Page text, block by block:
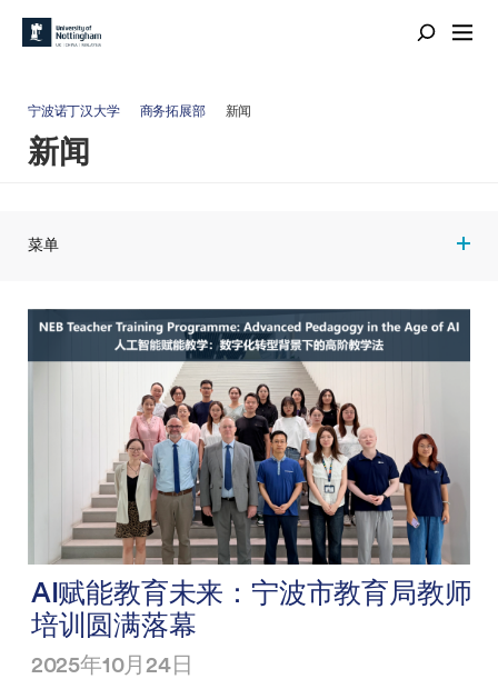
宁波诺丁汉大学 商务拓展部 新闻
新闻
菜单
AI赋能教育未来：宁波市教育局教师
培训圆满落幕
2025年10月24日